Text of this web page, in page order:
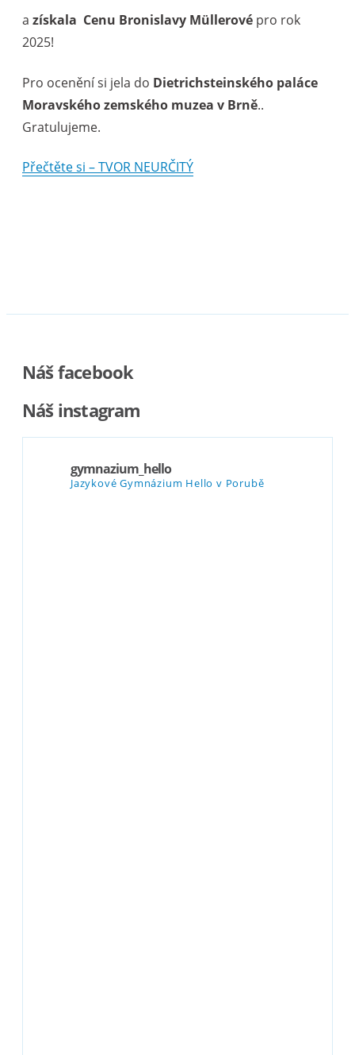
a získala Cenu Bronislavy Müllerové pro rok
2025!
Pro ocenění si jela do Dietrichsteinského paláce
Moravského zemského muzea v Brně..
Gratulujeme.
Přečtěte si – TVOR NEURČITÝ
Náš facebook
Náš instagram
gymnazium_hello
Jazykové Gymnázium Hello v Porubě